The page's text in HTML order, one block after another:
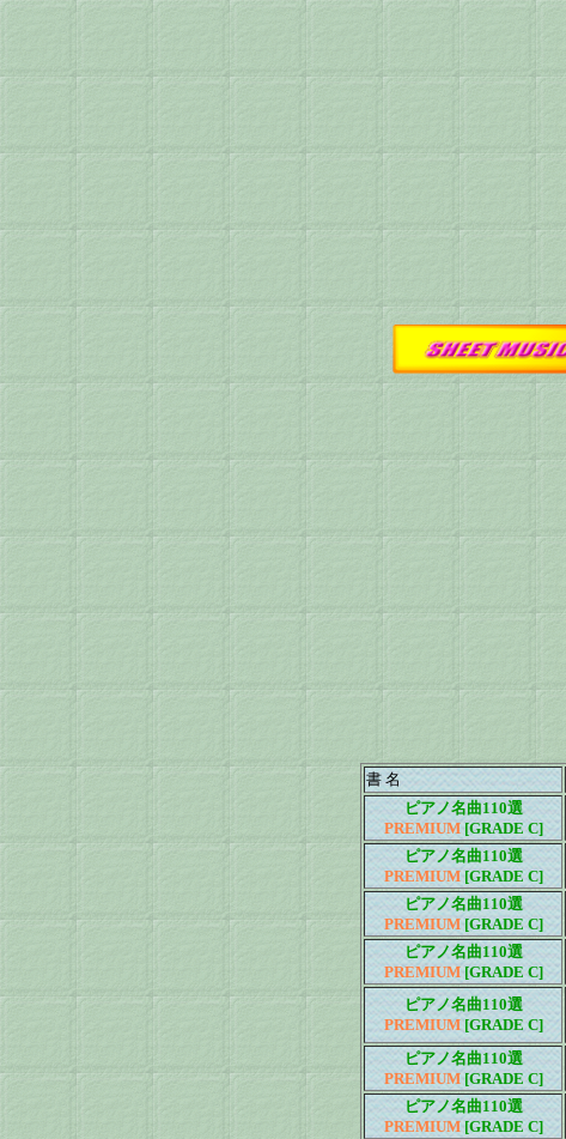
書 名
ピアノ名曲110選
PREMIUM[GRADE C]
ピアノ名曲110選
PREMIUM[GRADE C]
ピアノ名曲110選
PREMIUM[GRADE C]
ピアノ名曲110選
PREMIUM[GRADE C]
ピアノ名曲110選
PREMIUM[GRADE C]
ピアノ名曲110選
PREMIUM[GRADE C]
ピアノ名曲110選
PREMIUM[GRADE C]